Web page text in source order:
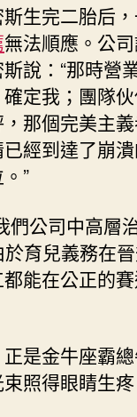
生完二胎后
無法順應。公
說：“那時營
定我；團隊
那個完美主
經到達了崩
”
們公司中高層
育兒義務在
能在公正的
是金牛座霸
照得眼睛生疼